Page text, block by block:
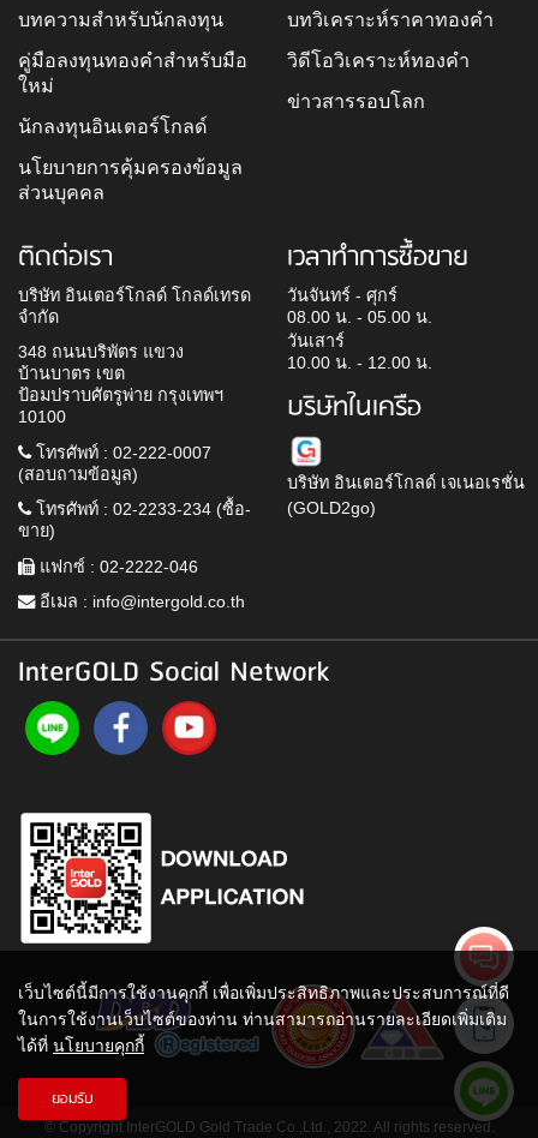
บทความสำหรับนักลงทุน
คู่มือลงทุนทองคำสำหรับมือ
ใหม่
นักลงทุนอินเตอร์โกลด์
นโยบายการคุ้มครองข้อมูล
ส่วนบุคคล
บทวิเคราะห์ราคาทองคำ
วิดีโอวิเคราะห์ทองคำ
ข่าวสารรอบโลก
ติดต่อเรา
บริษัท อินเตอร์โกลด์ โกลด์เทรด
จำกัด
348 ถนนบริพัตร แขวง
บ้านบาตร เขต
ป้อมปราบศัตรูพ่าย กรุงเทพฯ
10100
โทรศัพท์ : 02-222-0007
(สอบถามข้อมูล)
โทรศัพท์ : 02-2233-234 (ซื้อ-
ขาย)
แฟกซ์ : 02-2222-046
อีเมล : info@intergold.co.th
เวลาทำการซื้อขาย
วันจันทร์ - ศุกร์
08.00 น. - 05.00 น.
วันเสาร์
10.00 น. - 12.00 น.
บริษัทในเครือ
บริษัท อินเตอร์โกลด์ เจเนอเรชั่น
(GOLD2go)
InterGOLD Social Network
© Copyright InterGOLD Gold Trade Co.,Ltd., 2022. All rights reserved.
เว็บไซต์นี้มีการใช้งานคุกกี้ เพื่อเพิ่มประสิทธิภาพและประสบการณ์ที่ดี
ในการใช้งานเว็บไซต์ของท่าน ท่านสามารถอ่านรายละเอียดเพิ่มเติม
ได้ที่ นโยบายคุกกี้
ยอมรับ